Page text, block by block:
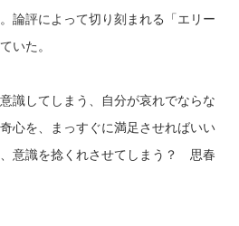
論評によって切り刻まれる「エリー
いた。
識してしまう、自分が哀れでならな
心を、まっすぐに満足させればいい
意識を捻くれさせてしまう？ 思春